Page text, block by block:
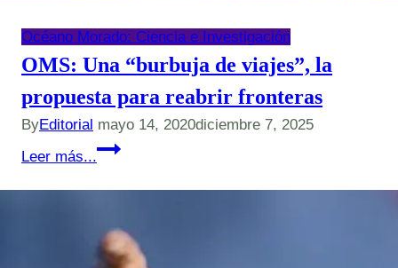
Océano Morado: Ciencia e Investigación
OMS: Una “burbuja de viajes”, la
propuesta para reabrir fronteras
ByEditorial mayo 14, 2020diciembre 7, 2025
Leer más...
OMS:
“burbuja
viajes”,